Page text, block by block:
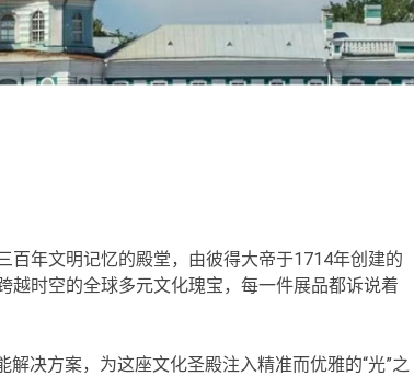
百年文明记忆的殿堂，由彼得大帝于1714年创建的
时空的全球多元文化瑰宝，每一件展品都诉说着
决方案，为这座文化圣殿注入精准而优雅的“光”之